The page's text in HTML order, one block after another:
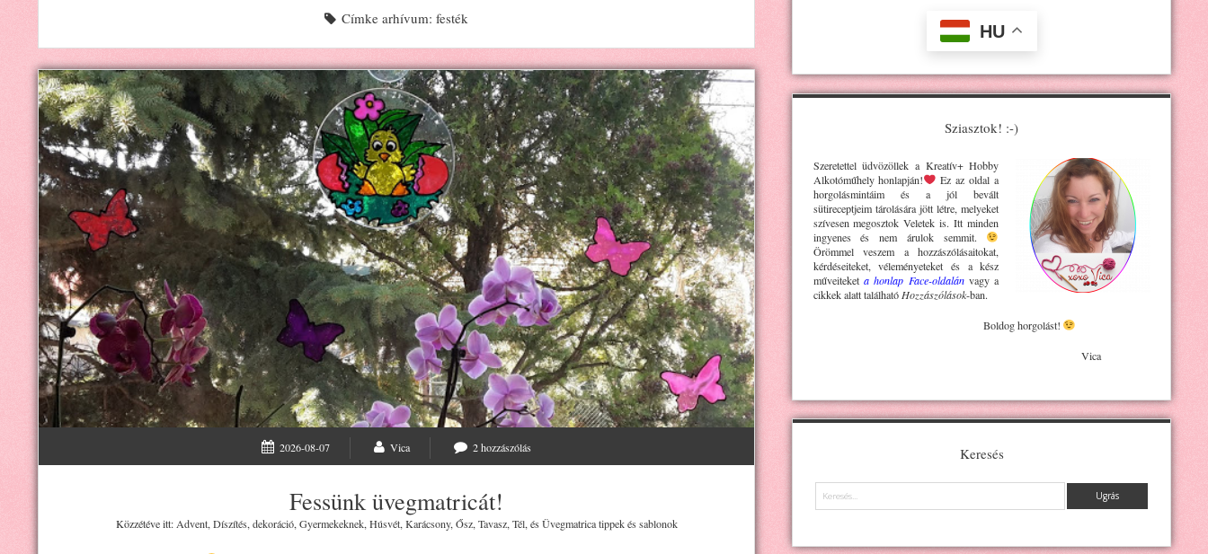
Címke arhívum: festék
2026-08-07 Vica 2 hozzászólás
Fessünk üvegmatricát!
Közzétéve itt: Advent, Díszítés, dekoráció, Gyermekeknek, Húsvét, Karácsony, Ősz, Tavasz, Tél, ésÜvegmatrica tippek és sablonok
HU
Sziasztok! :-)
Szeretettel üdvözöllek a Kreatív+ Hobby
Alkotóműhelyhonlapján!
Ez az oldal a
horgolásmintáim és a jól bevált
sütireceptjeim tárolására jött létre, melyeket
szívesen megosztok Veletek is. Itt minden
ingyenes és nem árulok semmit.
Örömmel veszem a hozzászólásaitokat,
kérdéseiteket, véleményeteket és a kész
műveiteket a honlap Face-oldalánvagy a
cikkek alatt található Hozzászólások-ban.
Boldog horgolást!
Vica
Keresés
Keresés